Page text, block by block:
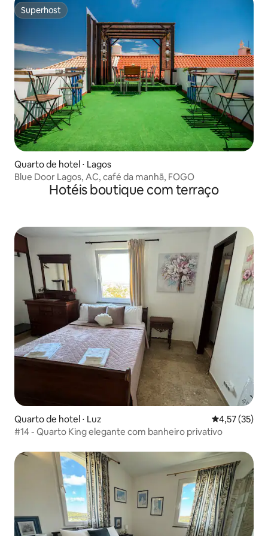
Superhost
Superhost
Quarto de hotel ⋅ Lagos
Blue Door Lagos, AC, café da manhã, FOGO
Hotéis boutique com terraço
Quarto de hotel ⋅ Luz 4,57 de uma
4,57 (35)
#14 - Quarto King elegante com banheiro privativo